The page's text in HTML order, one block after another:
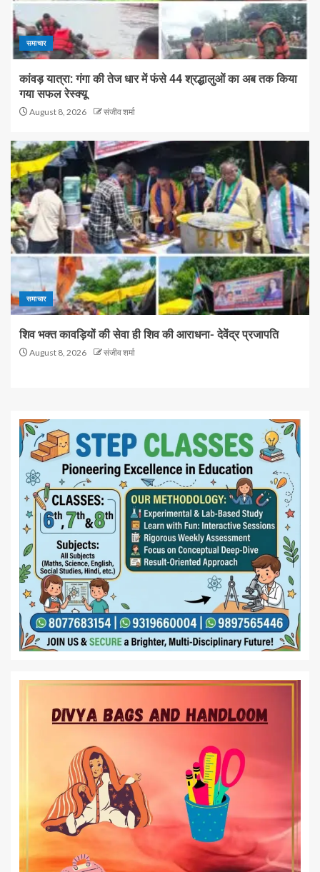
समाचार
कांवड़ यात्रा: गंगा की तेज धार में फंसे 44 श्रद्धालुओं का अब तक किया
गया सफल रेस्क्यू
August 8, 2026 संजीव शर्मा
समाचार
शिव भक्त कावड़ियों की सेवा ही शिव की आराधना- देवेंद्र प्रजापति
August 8, 2026 संजीव शर्मा